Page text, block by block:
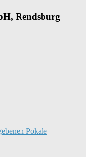
Rendsburg